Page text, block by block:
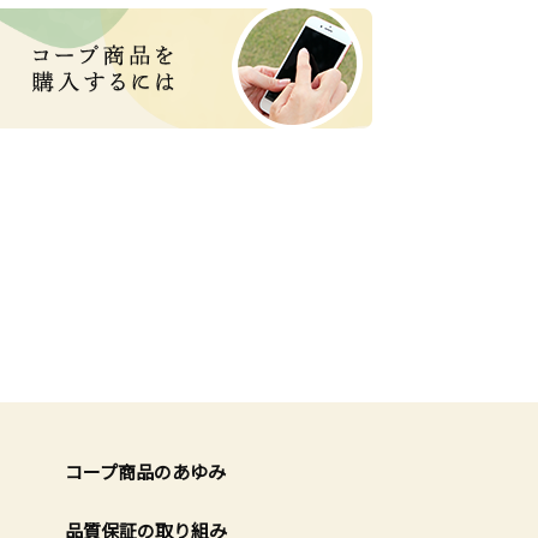
コープ商品のあゆみ
品質保証の取り組み